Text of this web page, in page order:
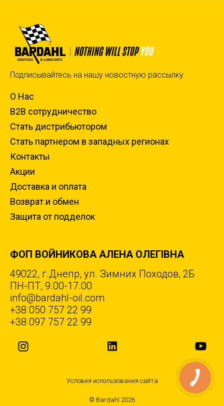
Подписывайтесь на нашу новостную рассылку
О Нас
B2B сотрудничество
Стать дистрибьютором
Стать партнером в западных регионах
Контакты
Акции
Доставка и оплата
Возврат и обмен
Защита от подделок
ФОП ВОЙНИКОВА АЛЕНА ОЛЕГІВНА
49022, г.Днепр, ул. Зимних Походов, 2Б
ПН-ПТ, 9.00-17.00
info@bardahl-oil.com
+38 050 757 22 99
+38 097 757 22 99
© Bardahl 2026
Условия использования сайта